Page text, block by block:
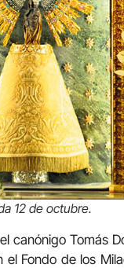
12 de octubre.
canónigo Tomás
Fondo de los